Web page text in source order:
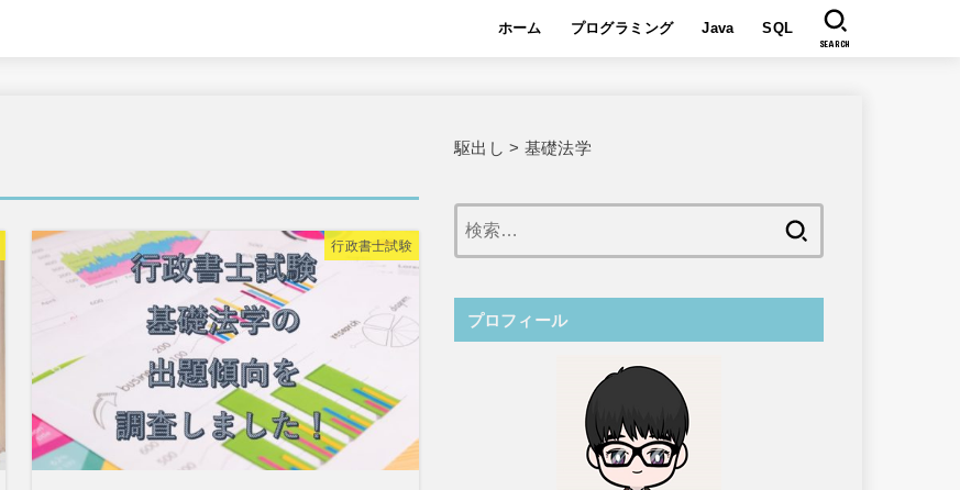
ホーム プログラミング Java SQL
SEARCH
行政書士試験
駆出し > 基礎法学
プロフィール